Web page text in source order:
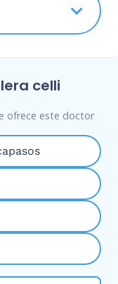
celli
ofrece este doctor